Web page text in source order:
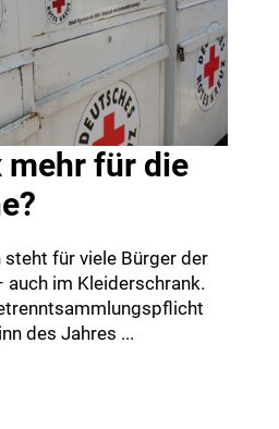
für die
für viele Bürger der
auch im Kleiderschrank.
des Jahres ...